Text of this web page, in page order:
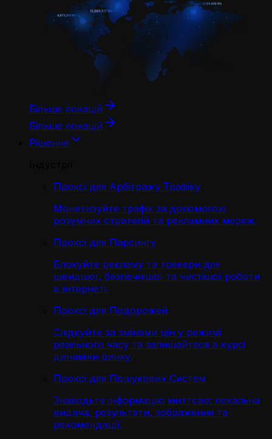
Більше локацій
Більше локацій
Рішення
Проксі для Арбітражу Трафіку
Монетизуйте трафік за допомогою
розумних стратегій та рекламних мереж.
Проксі для Парсингу
Блокуйте рекламу та трекери для
швидшої, безпечнішої та чистішої роботи
в інтернеті.
Проксі для Подорожей
Слідкуйте за змінами цін у режимі
реального часу та залишайтеся в курсі
динаміки ринку.
Проксі для Пошукових Систем
Знаходьте інформацію миттєво: локальна
видача, результати, зображення та
рекомендації.